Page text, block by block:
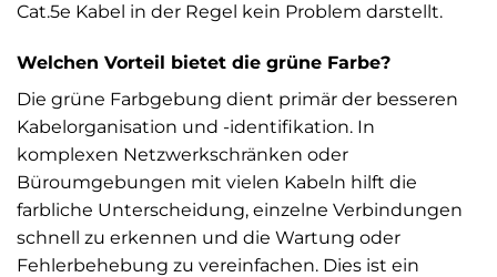
Cat.5e Kabel in der Regel kein Problem darstellt.
Welchen Vorteil bietet die grüne Farbe?
Die grüne Farbgebung dient primär der besseren
Kabelorganisation und -identifikation. In
komplexen Netzwerkschränken oder
Büroumgebungen mit vielen Kabeln hilft die
farbliche Unterscheidung, einzelne Verbindungen
schnell zu erkennen und die Wartung oder
Fehlerbehebung zu vereinfachen. Dies ist ein